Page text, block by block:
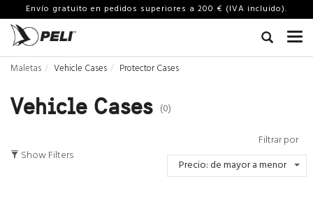
Envío gratuito en pedidos superiores a 200 € (IVA incluido).
Maletas Vehicle Cases Protector Cases
Vehicle Cases (0)
Show Filters
Filtrar por
Precio: de mayor a menor